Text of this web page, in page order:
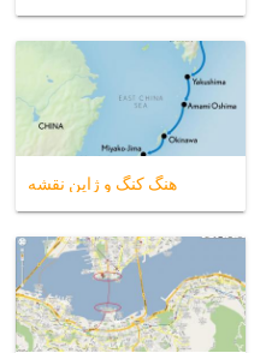
هنگ کنگ و ژاپن نقشه